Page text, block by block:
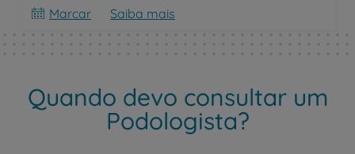
Marcar Saiba mais
Quando devo consultar um
Podologista?